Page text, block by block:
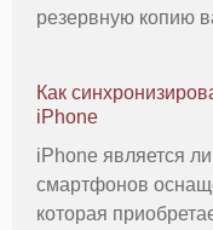
резервную копию
случится с вашим
Как
iPhone
iPhone является
смартфонов
которая